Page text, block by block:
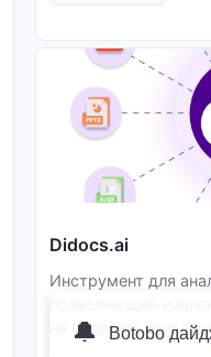
Didocs.ai
Инструмент для
на вопросы
🔔 Botobo